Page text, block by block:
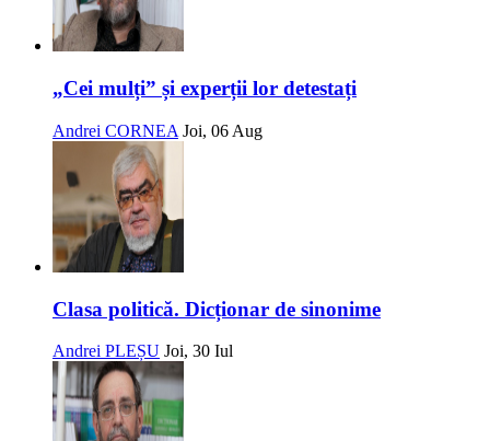
„Cei mulți” și experții lor detestați
Andrei CORNEA Joi, 06 Aug
Clasa politică. Dicționar de sinonime
Andrei PLEȘU Joi, 30 Iul